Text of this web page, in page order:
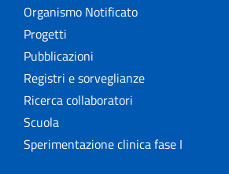
Organismo Notificato
Progetti
Pubblicazioni
Registri e sorveglianze
Ricerca collaboratori
Scuola
Sperimentazione clinica fase I